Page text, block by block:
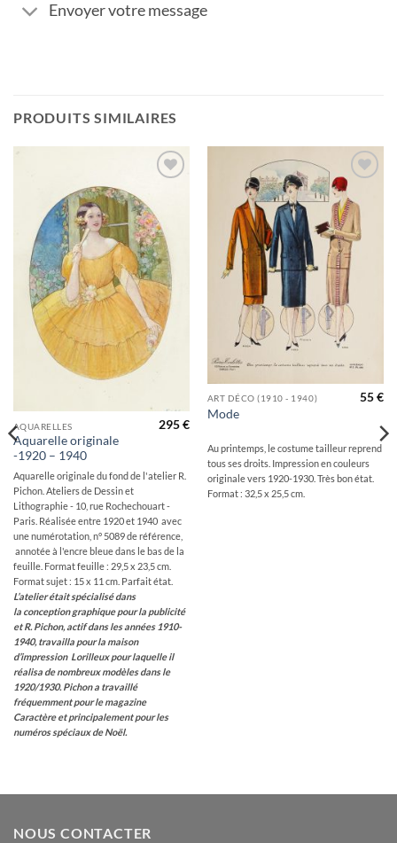
Envoyer votre message
PRODUITS SIMILAIRES
wishlist
AQUARELLES
Aquarelle originale
-1920 – 1940
295€
Aquarelle originale du fond de l'atelier R.
Pichon. Ateliers de Dessin et
Lithographie - 10, rue Rochechouart -
Paris. Réalisée entre 1920 et 1940 avec
une numérotation, n° 5089 de référence,
annotée à l'encre bleue dans le bas de la
feuille. Format feuille : 29,5 x 23,5 cm.
Format sujet : 15 x 11 cm. Parfait état.
L’atelier était spécialisé dans
la conception graphique pour la publicité
et R. Pichon, actif dans les années 1910-
1940, travailla pour la maison
d’impression Lorilleux pour laquelle il
réalisa de nombreux modèles dans le
1920/1930.Pichon a travaillé
fréquemment pour le magazine
Caractère et principalement pour les
numéros spéciaux de Noël.
Ajouter
à la
wishlist
ART DÉCO (1910 - 1940)
Mode
55€
Au printemps, le costume tailleur reprend
tous ses droits. Impression en couleurs
originale vers 1920-1930. Très bon état.
Format : 32,5 x 25,5 cm.
NOUS CONTACTER